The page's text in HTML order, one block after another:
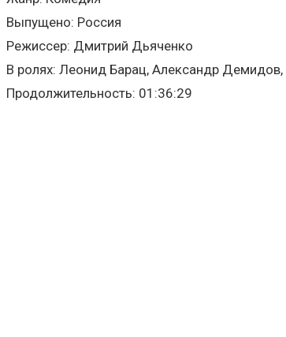
Выпущено: Россия
Режиссер: Дмитрий Дьяченко
В ролях: Леонид Барац, Александр
Продолжительность: 01:36:29